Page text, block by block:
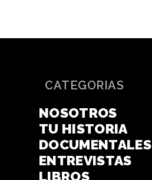
CATEGORIAS
NOSOTROS
TU HISTORIA
DOCUMENTALES
ENTREVISTAS
LIBROS